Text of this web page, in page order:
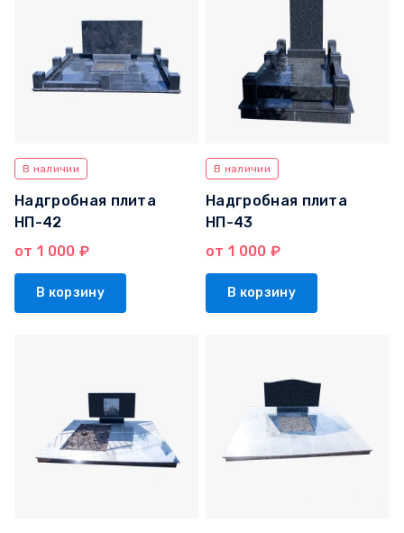
В наличии
Надгробная плита
НП-42
от 1 000 ₽
В корзину
В наличии
Надгробная плита
НП-43
от 1 000 ₽
В корзину